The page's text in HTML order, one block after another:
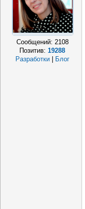
Сообщений: 2108
Позитив:19288
Разработки
Блог